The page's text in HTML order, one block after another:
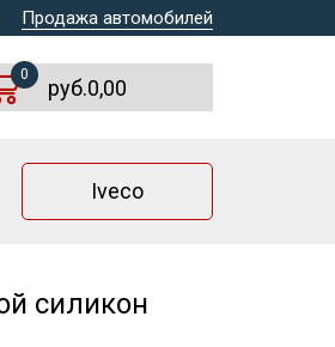
Продажа автомобилей
0
руб.0,00
Iveco
силикон